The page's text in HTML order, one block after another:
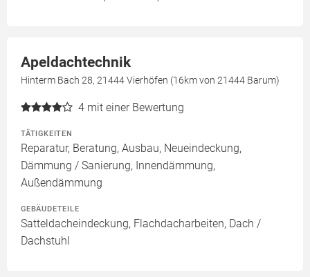
Apeldachtechnik
Hinterm Bach 28, 21444 Vierhöfen (16km von 21444 Barum)
4 mit einer Bewertung
TÄTIGKEITEN
Reparatur, Beratung, Ausbau, Neueindeckung,
Dämmung / Sanierung, Innendämmung,
Außendämmung
GEBÄUDETEILE
Satteldacheindeckung, Flachdacharbeiten, Dach /
Dachstuhl